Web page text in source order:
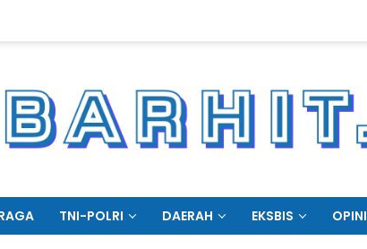
TNI-POLRI DAERAH EKSBIS OPINI